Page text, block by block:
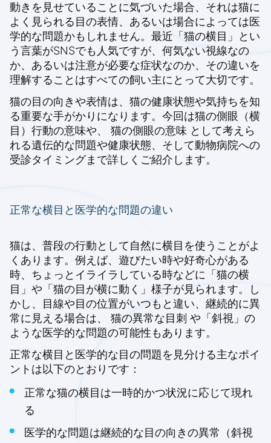
動きを見せていることに気づいた場合、それは猫に
よく見られる目の表情、あるいは場合によっては医
学的な問題かもしれません。最近「猫の横目」とい
う言葉がSNSでも人気ですが、何気ない視線なの
か、あるいは注意が必要な症状なのか、その違いを
理解することはすべての飼い主にとって大切です。
猫の目の向きや表情は、猫の健康状態や気持ちを知
る重要な手がかりになります。今回は猫の側眼（横
目）行動の意味や、 猫の側眼の意味 として考えら
れる遺伝的な問題や健康状態、そして動物病院への
受診タイミングまで詳しくご紹介します。
正常な横目と医学的な問題の違い
猫は、普段の行動として自然に横目を使うことがよ
くあります。例えば、遊びたい時や好奇心がある
時、ちょっとイライラしている時などに「猫の横
目」や「猫の目が横に動く」様子が見られます。し
かし、目線や目の位置がいつもと違い、継続的に異
常に見える場合は、 猫の異常な目刺 や「斜視」の
ような医学的な問題の可能性もあります。
正常な横目と医学的な目の問題を見分ける主なポイ
ントは以下のとおりです：
正常な猫の横目は一時的かつ状況に応じて現れ
る
医学的な問題は継続的な目の向きの異常（斜視